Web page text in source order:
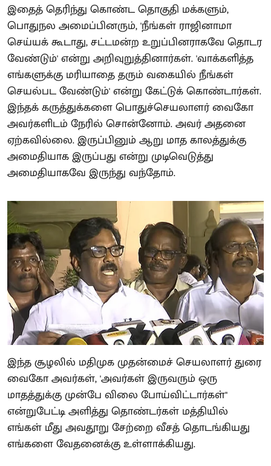
இதைத் தெரிந்து கொண்ட தொகுதி மக்களும்,
பொதுநல அமைப்பினரும், 'நீங்கள் ராஜினாமா
செய்யக் கூடாது, சட்டமன்ற உறுப்பினராகவே தொடர
வேண்டும்' என்று அறிவுறுத்தினார்கள். 'வாக்களித்த
எங்களுக்கு மரியாதை தரும் வகையில் நீங்கள்
செயல்பட வேண்டும்' என்று கேட்டுக் கொண்டார்கள்.
இந்தக் கருத்துக்களை பொதுச்செயலாளர் வைகோ
அவர்களிடம் நேரில் சொன்னோம். அவர் அதனை
ஏற்கவில்லை. இருப்பினும் ஆறு மாத காலத்துக்கு
அமைதியாக இருப்பது என்று முடிவெடுத்து
அமைதியாகவே இருந்து வந்தோம்.
இந்த சூழலில் மதிமுக முதன்மைச் செயலாளர் துரை
வைகோ அவர்கள், 'அவர்கள் இருவரும் ஒரு
மாதத்துக்கு முன்பே விலை போய்விட்டார்கள்"
என்றுபேட்டி அளித்து தொண்டர்கள் மத்தியில்
எங்கள் மீது அவதூறு சேற்றை வீசத் தொடங்கியது
எங்களை வேதனைக்கு உள்ளாக்கியது.